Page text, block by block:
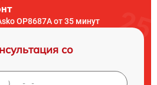
OP8687A от 35 минут
со